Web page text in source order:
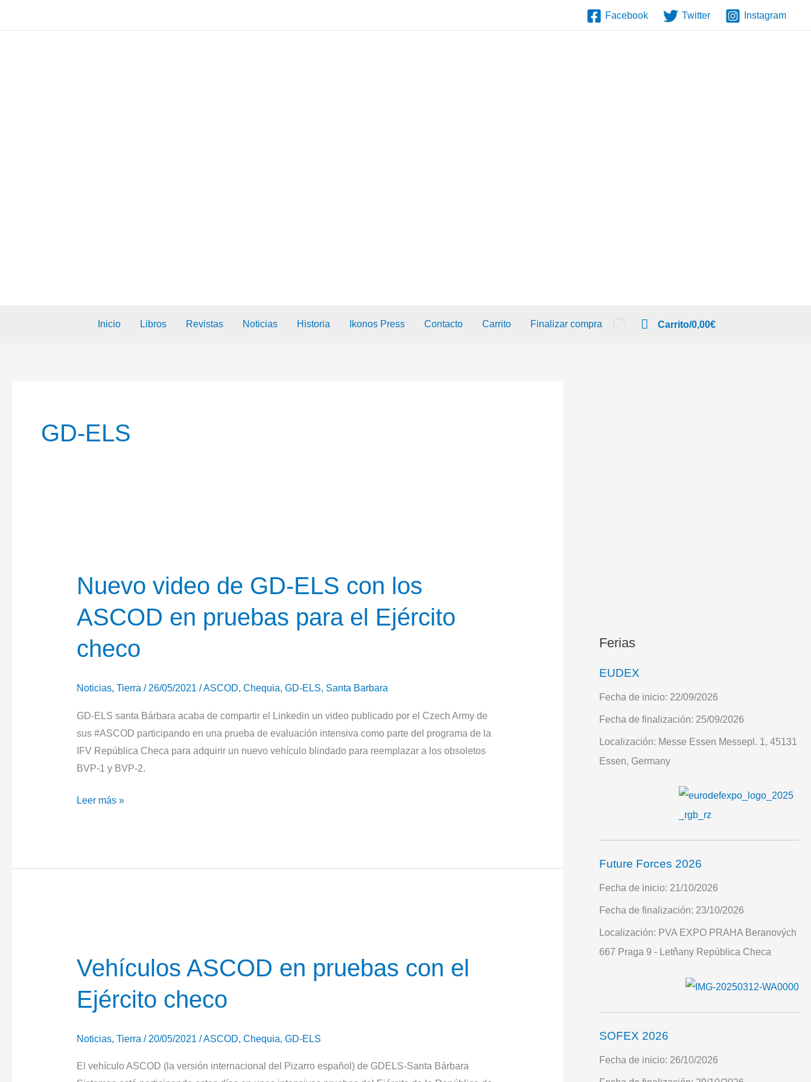
Facebook Twitter Instagram
Inicio Libros Revistas Noticias Historia Ikonos Press Contacto Carrito Finalizar compra Carrito/0,00€
GD-ELS
Nuevo video de GD-ELS con los
ASCOD en pruebas para el Ejército
checo
Noticias, Tierra/26/05/2021 /ASCOD, Chequia, GD-ELS, Santa Barbara
GD-ELS santa Bárbara acaba de compartir el Linkedin un video publicado por el Czech Army de
sus #ASCOD participando en una prueba de evaluación intensiva como parte del programa de la
IFV República Checa para adquirir un nuevo vehículo blindado para reemplazar a los obsoletos
BVP-1 y BVP-2.
Nuevo
ELS
pruebas
para
el
Ejército
Leer más »
Vehículos ASCOD en pruebas con el
Ejército checo
Noticias, Tierra / 20/05/2021 /ASCOD, Chequia, GD-ELS
El vehículo ASCOD (la versión internacional del Pizarro español) de GDELS-Santa Bárbara
Ferias
EUDEX
Fecha de inicio: 22/09/2026
Fecha de finalización: 25/09/2026
Localización: Messe Essen Messepl. 1, 45131
Essen, Germany
Future Forces 2026
Fecha de inicio: 21/10/2026
Fecha de finalización: 23/10/2026
Localización: PVA EXPO PRAHA Beranových
667 Praga 9 - Letňany República Checa
SOFEX 2026
Fecha de inicio: 26/10/2026